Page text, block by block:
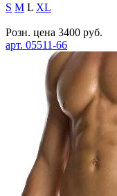
S M L XL
Розн. цена 3400 руб.
арт. 05511-66